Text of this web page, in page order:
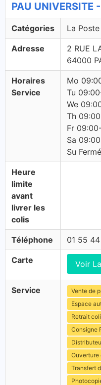
PAU UNIVERSITE
Catégories La Poste
Adresse
2 RUE
64000
Horaires
Service
Mo
Tu
We
Th
Fr
Sa
Su Fermé
Heure
limite
avant
livrer les
colis
Téléphone 01 55
Carte Voir
Service
Vente de
Espace
Retrait
Consigne
Ouverture
Transfert